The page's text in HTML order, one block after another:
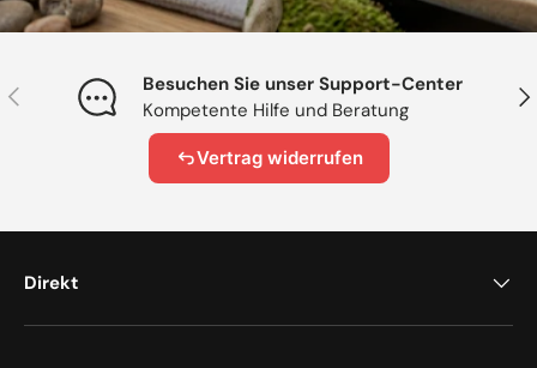
Vorherige
Besuchen Sie unser Support-Center
Kompetente Hilfe und Beratung
Vertrag widerrufen
Direkt